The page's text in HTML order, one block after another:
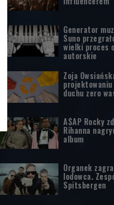
Generator
Suno
wielki proces
autorskie
Zoja
projektowaniu
duchu zero
A$AP Rocky
Rihanna
album
Organek
lodowca.
Spitsbergen